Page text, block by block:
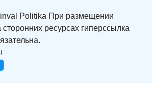
Politika При размещении
ресурсах гиперссылка